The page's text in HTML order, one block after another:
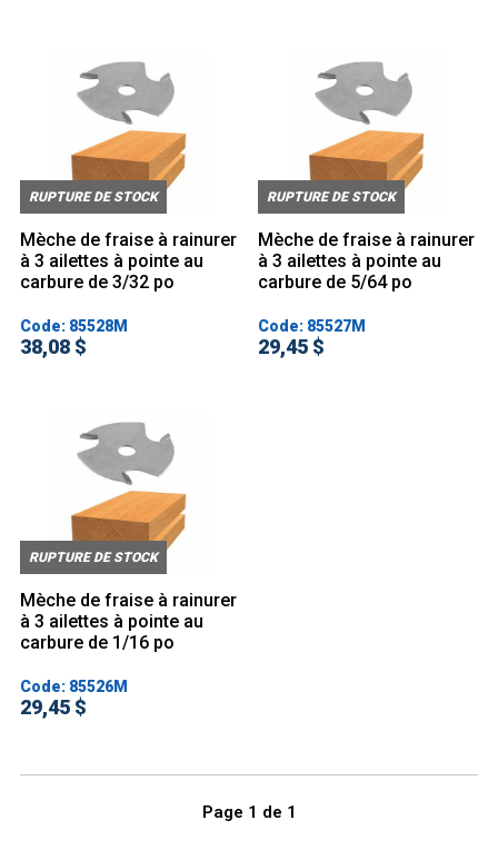
RUPTURE DE STOCK
Mèche de fraise à rainurer
à 3 ailettes à pointe au
carbure de 3/32 po
Code: 85528M
38,08 $
RUPTURE DE STOCK
Mèche de fraise à rainurer
à 3 ailettes à pointe au
carbure de 5/64 po
Code: 85527M
29,45 $
RUPTURE DE STOCK
Mèche de fraise à rainurer
à 3 ailettes à pointe au
carbure de 1/16 po
Code: 85526M
29,45 $
Page 1 de 1